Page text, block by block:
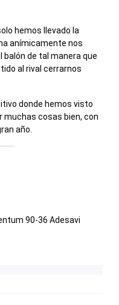
hemos llevado la
anímicamente nos
balón de tal manera que
al rival cerrarnos
donde hemos visto
muchas cosas bien, con
año.
90-36 Adesavi